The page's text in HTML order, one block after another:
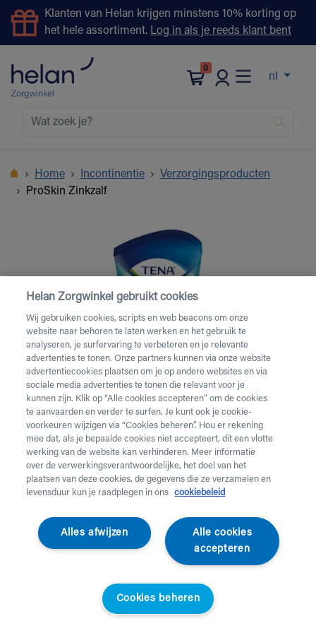
Klanten van Helan krijgen minstens 10% korting op
het hele assortiment. Log in als je reeds klant bent
0
nl
Home Incontinentie
Verzorgingsproducten
ProSkin Zinkzalf
ProSkin Zinkzalf
Helan Zorgwinkel gebruikt cookies
Wij gebruiken cookies, scripts en web beacons om onze
website naar behoren te laten werken en het gebruik te
analyseren, je surfervaring te verbeteren en je relevante
advertenties te tonen. Onze partners kunnen via onze website
advertentiecookies plaatsen om je op andere websites en via
sociale media advertenties te tonen die relevant voor je
kunnen zijn. Klik op “Alle cookies accepteren” om de cookies
te aanvaarden en verder te surfen. Je kunt ook je cookie-
voorkeuren wijzigen via “Cookies beheren”. Hou er rekening
mee dat, als je bepaalde cookies niet accepteert, dit een vlotte
werking van de website kan verhinderen. Meer informatie
over de verwerkingsverantwoordelijke, het doel van het
plaatsen van deze cookies, de gegevens die ze verzamelen en
levensduur kun je raadplegen in ons
cookiebeleid
Alle cookies
accepteren
Alles afwijzen
Cookies beheren